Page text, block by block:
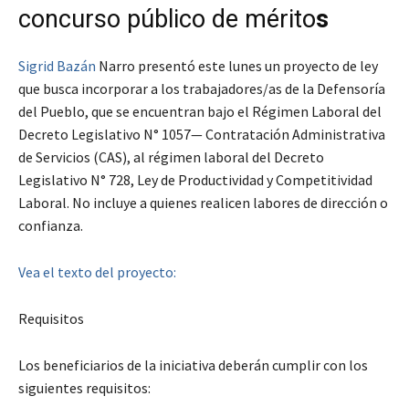
concurso público de méritos
Sigrid Bazán Narro presentó este lunes un proyecto de ley
que busca incorporar a los trabajadores/as de la Defensoría
del Pueblo, que se encuentran bajo el Régimen Laboral del
Decreto Legislativo N° 1057— Contratación Administrativa
de Servicios (CAS), al régimen laboral del Decreto
Legislativo N° 728, Ley de Productividad y Competitividad
Laboral. No incluye a quienes realicen labores de dirección o
confianza.
Vea el texto del proyecto:
Requisitos
Los beneficiarios de la iniciativa deberán cumplir con los
siguientes requisitos: